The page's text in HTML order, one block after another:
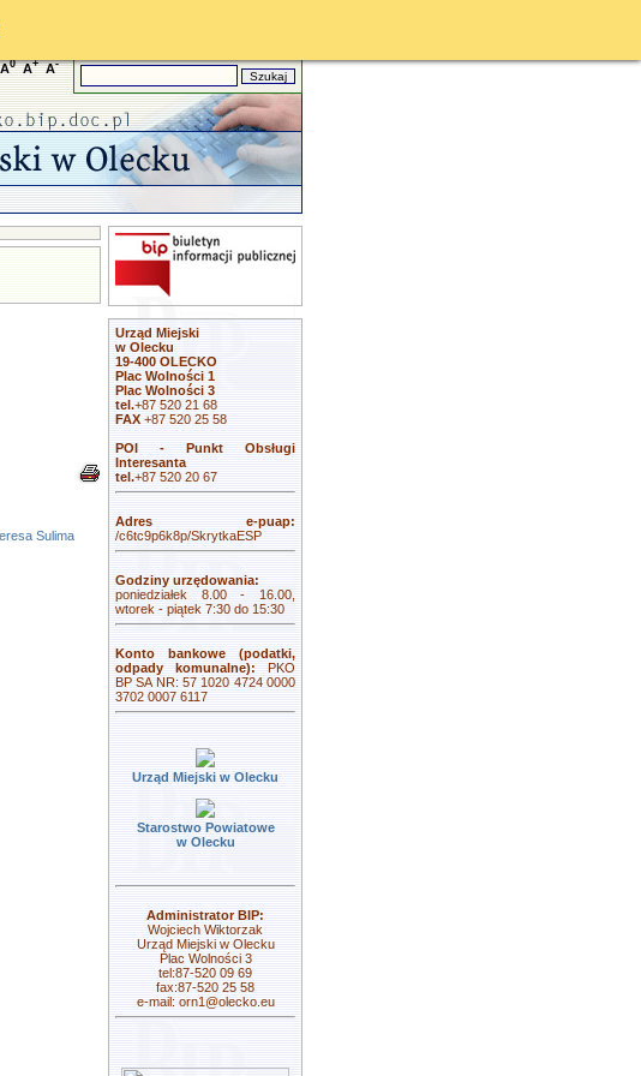
A0 A+ A-
Sulima
Urząd Miejski
w Olecku
19-400 OLECKO
Plac Wolności 1
Plac Wolności 3
tel.+87 520 21 68
FAX +87 520 25 58
POI - Punkt Obsługi
Interesanta
tel.+87 520 20 67
Adres e-puap:
/c6tc9p6k8p/SkrytkaESP
Godziny urzędowania:
poniedziałek 8.00 - 16.00,
wtorek - piątek 7:30 do 15:30
Konto bankowe (podatki,
odpady komunalne): PKO
BP SA NR: 57 1020 4724 0000
3702 0007 6117
Urząd Miejski w Olecku
Starostwo Powiatowe
w Olecku
Administrator BIP:
Wojciech Wiktorzak
Urząd Miejski w Olecku
Plac Wolności 3
tel:87-520 09 69
fax:87-520 25 58
e-mail: orn1@olecko.eu